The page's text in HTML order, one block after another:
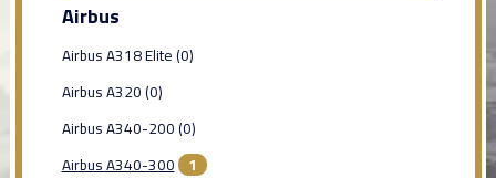
Airbus
Airbus A318 Elite (0)
Airbus A320 (0)
Airbus A340-200 (0)
Airbus A340-300
1